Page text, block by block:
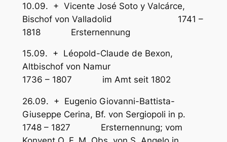
10.09. + Vicente José Soto y Valcárce,
Bischof von Valladolid 1741 –
1818 Ersternennung
15.09. + Léopold-Claude de Bexon,
Altbischof von Namur
1736 – 1807 im Amt seit 1802
26.09. + Eugenio Giovanni-Battista-
Giuseppe Cerina, Bf. von Sergiopoli in p.
1748 – 1827 Ersternennung; vom